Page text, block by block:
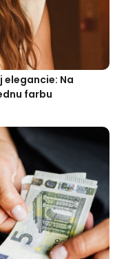
Na
farbu